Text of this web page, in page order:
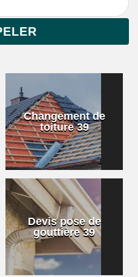
Changement de
toiture 39
Devis pose de
gouttière 39